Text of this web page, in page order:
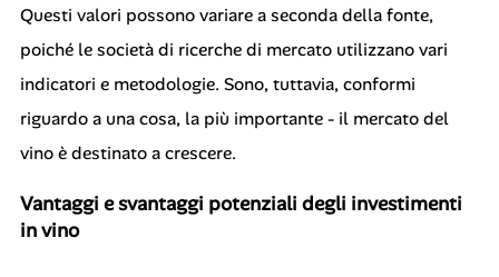
Questi valori possono variare a seconda della fonte,
poiché le società di ricerche di mercato utilizzano vari
indicatori e metodologie. Sono, tuttavia, conformi
riguardo a una cosa, la più importante - il mercato del
vino è destinato a crescere.
Vantaggi e svantaggi potenziali degli investimenti
in vino